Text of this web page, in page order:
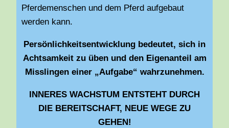
Pferdemenschen und dem Pferd aufgebaut
werden kann.
Persönlichkeitsentwicklung bedeutet, sich in
Achtsamkeit zu üben und den Eigenanteil am
Misslingen einer „Aufgabe“ wahrzunehmen.
INNERES WACHSTUM ENTSTEHT DURCH
DIE BEREITSCHAFT, NEUE WEGE ZU
GEHEN!